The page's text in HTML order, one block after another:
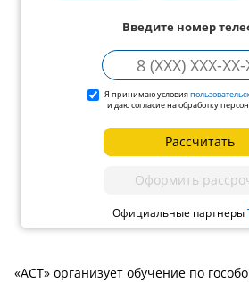
Введите номер
Я принимаю условия
и даю согласие на обработку
Рассчитать
Оформить
Официальные партнеры
«АСТ» организует обучение по